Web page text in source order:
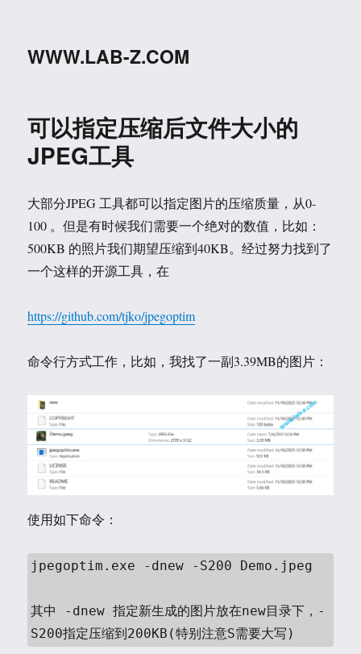
WWW.LAB-Z.COM
可以指定压缩后文件大小的
JPEG工具
大部分JPEG 工具都可以指定图片的压缩质量，从0-
100 。但是有时候我们需要一个绝对的数值，比如：
500KB 的照片我们期望压缩到40KB。经过努力找到了
一个这样的开源工具，在
https://github.com/tjko/jpegoptim
命令行方式工作，比如，我找了一副3.39MB的图片：
使用如下命令：
jpegoptim.exe -dnew -S200 Demo.jpeg
其中 -dnew 指定新生成的图片放在new目录下，-
S200指定压缩到200KB(特别注意S需要大写)